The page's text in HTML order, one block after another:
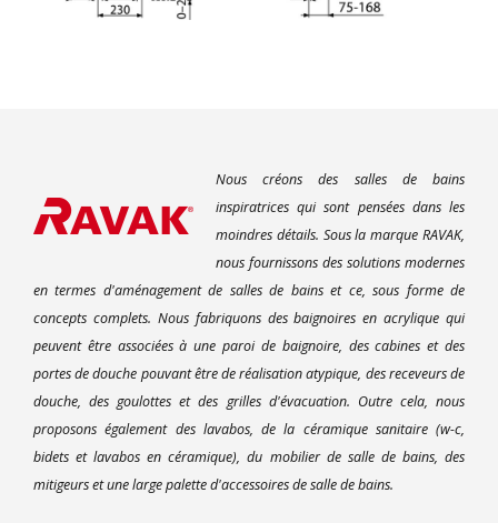
Nous créons des salles de bains
inspiratrices qui sont pensées dans les
moindres détails. Sous la marque RAVAK,
nous fournissons des solutions modernes
en termes d'aménagement de salles de bains et ce, sous forme de
concepts complets. Nous fabriquons des baignoires en acrylique qui
peuvent être associées à une paroi de baignoire, des cabines et des
portes de douche pouvant être de réalisation atypique, des receveurs de
douche, des goulottes et des grilles d'évacuation. Outre cela, nous
proposons également des lavabos, de la céramique sanitaire (w-c,
bidets et lavabos en céramique), du mobilier de salle de bains, des
mitigeurs et une large palette d'accessoires de salle de bains.